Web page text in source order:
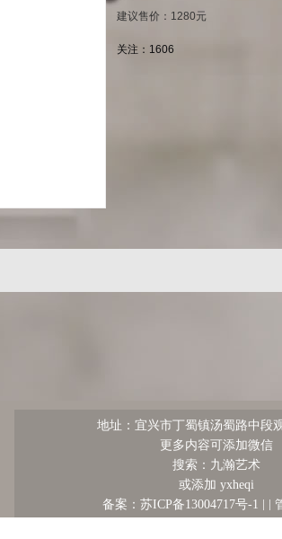
建议售价：1280元
关注： 1606
地址：宜兴市丁蜀镇汤蜀路中段
更多内容可添加微信
搜索：九瀚艺术
或添加 yxheqi
备案：苏ICP备13004717号-1 |